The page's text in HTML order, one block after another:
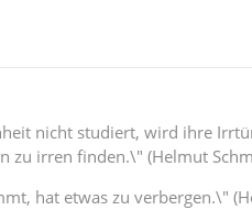
nicht studiert, wird ihre
zu irren finden.\" (Helmut
hat etwas zu verbergen.\"